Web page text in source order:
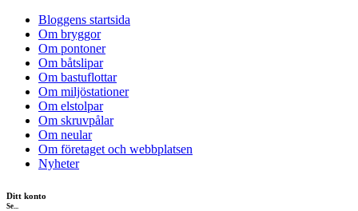
Bloggens startsida
Om bryggor
Om pontoner
Om båtslipar
Om bastuflottar
Om miljöstationer
Om elstolpar
Om skruvpålar
Om neular
Om företaget och webbplatsen
Nyheter
Ditt konto
Se...